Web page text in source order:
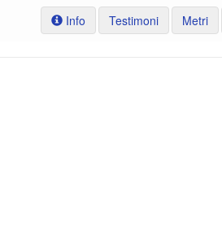
Info Testimoni Metri